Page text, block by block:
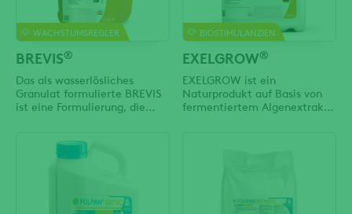
WACHSTUMSREGLER
BREVIS®
Das als wasserlösliches
Granulat formulierte BREVIS
ist eine Formulierung, die
wurde. Der Wirkstoff
Metamitron wird über das
Fruchtregulierung an
BIOSTIMULANZIEN
EXELGROW®
EXELGROW ist ein
Naturprodukt auf Basis von
fermentiertem Algenextrakt